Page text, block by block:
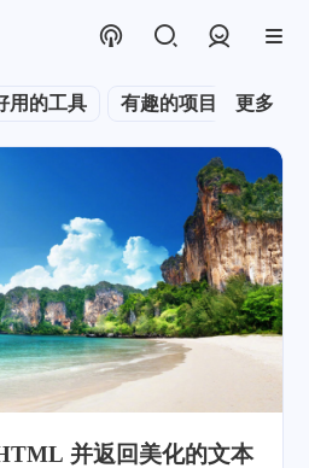
用的工具 有趣的项目 更多
并返回美化的文本